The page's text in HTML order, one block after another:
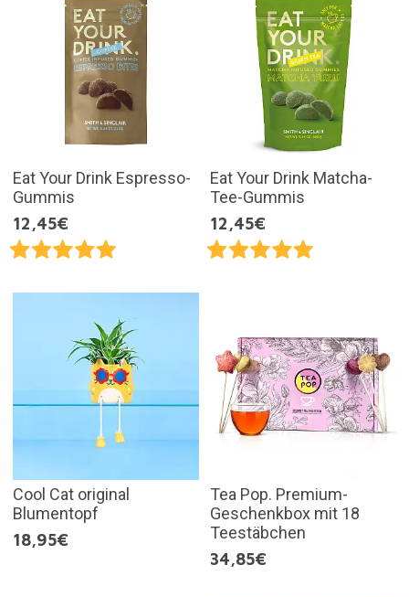
Eat Your Drink Espresso-
Gummis
12,45€
Eat Your Drink Matcha-
Tee-Gummis
12,45€
Cool Cat original
Blumentopf
18,95€
Tea Pop. Premium-
Geschenkbox mit 18
Teestäbchen
34,85€